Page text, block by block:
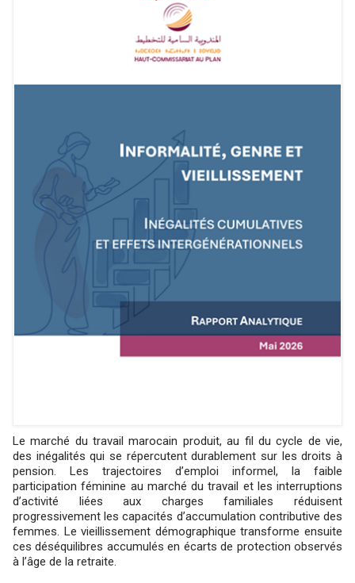
Le marché du travail marocain produit, au fil du cycle de vie,
des inégalités qui se répercutent durablement sur les droits à
pension. Les trajectoires d’emploi informel, la faible
participation féminine au marché du travail et les interruptions
d’activité liées aux charges familiales réduisent
progressivement les capacités d’accumulation contributive des
femmes. Le vieillissement démographique transforme ensuite
ces déséquilibres accumulés en écarts de protection observés
à l’âge de la retraite.